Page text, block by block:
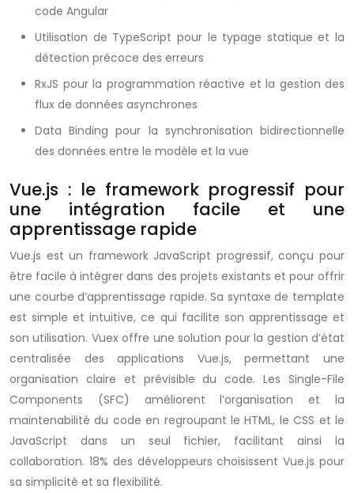
code Angular
Utilisation de TypeScript pour le typage statique et la
détection précoce des erreurs
RxJS pour la programmation réactive et la gestion des
flux de données asynchrones
Data Binding pour la synchronisation bidirectionnelle
des données entre le modèle et la vue
Vue.js : le framework progressif pour
une intégration facile et une
apprentissage rapide
Vue.js est un framework JavaScript progressif, conçu pour
être facile à intégrer dans des projets existants et pour offrir
une courbe d’apprentissage rapide. Sa syntaxe de template
est simple et intuitive, ce qui facilite son apprentissage et
son utilisation. Vuex offre une solution pour la gestion d’état
centralisée des applications Vue.js, permettant une
organisation claire et prévisible du code. Les Single-File
Components (SFC) améliorent l’organisation et la
maintenabilité du code en regroupant le HTML, le CSS et le
JavaScript dans un seul fichier, facilitant ainsi la
collaboration. 18% des développeurs choisissent Vue.js pour
sa simplicité et sa flexibilité.